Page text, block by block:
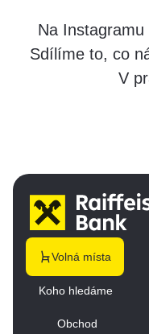
Na
Sdílíme to, co
V
Volná místa
Koho hledáme
Obchod